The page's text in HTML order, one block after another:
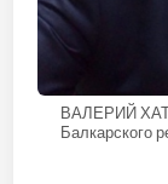
ВАЛЕРИЙ
Балкарского